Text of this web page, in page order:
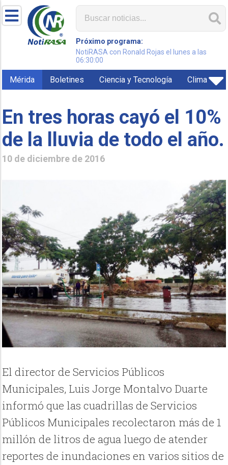
Próximo programa:
NotiRASA con Ronald Rojas el lunes a las
06:30:00
Mérida Boletines Ciencia y Tecnología Clima
En tres horas cayó el 10%
de la lluvia de todo el año.
10 de diciembre de 2016
El director de Servicios Públicos
Municipales, Luis Jorge Montalvo Duarte
informó que las cuadrillas de Servicios
Públicos Municipales recolectaron más de 1
millón de litros de agua luego de atender
reportes de inundaciones en varios sitios de